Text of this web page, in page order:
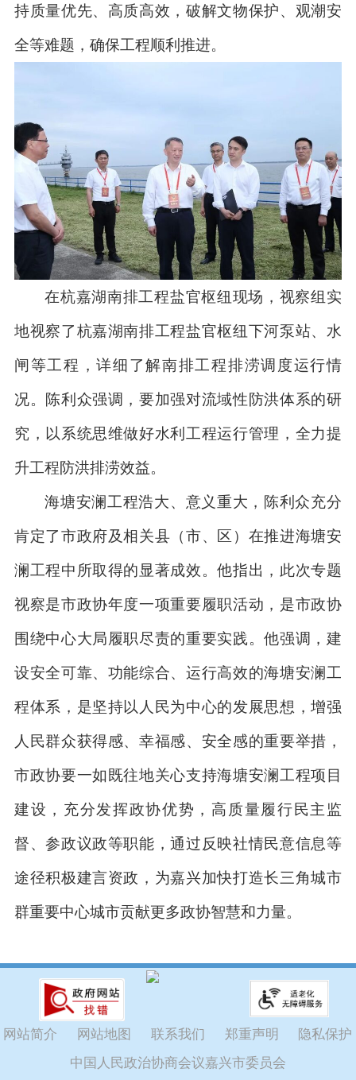
持质量优先、高质高效，破解文物保护、观潮安
全等难题，确保工程顺利推进。
在杭嘉湖南排工程盐官枢纽现场，视察组实
地视察了杭嘉湖南排工程盐官枢纽下河泵站、水
闸等工程，详细了解南排工程排涝调度运行情
况。陈利众强调，要加强对流域性防洪体系的研
究，以系统思维做好水利工程运行管理，全力提
升工程防洪排涝效益。
海塘安澜工程浩大、意义重大，陈利众充分
肯定了市政府及相关县（市、区）在推进海塘安
澜工程中所取得的显著成效。他指出，此次专题
视察是市政协年度一项重要履职活动，是市政协
围绕中心大局履职尽责的重要实践。他强调，建
设安全可靠、功能综合、运行高效的海塘安澜工
程体系，是坚持以人民为中心的发展思想，增强
人民群众获得感、幸福感、安全感的重要举措，
市政协要一如既往地关心支持海塘安澜工程项目
建设，充分发挥政协优势，高质量履行民主监
督、参政议政等职能，通过反映社情民意信息等
途径积极建言资政，为嘉兴加快打造长三角城市
群重要中心城市贡献更多政协智慧和力量。
网站简介 网站地图 联系我们 郑重声明
隐私保护
中国人民政治协商会议嘉兴市委员会